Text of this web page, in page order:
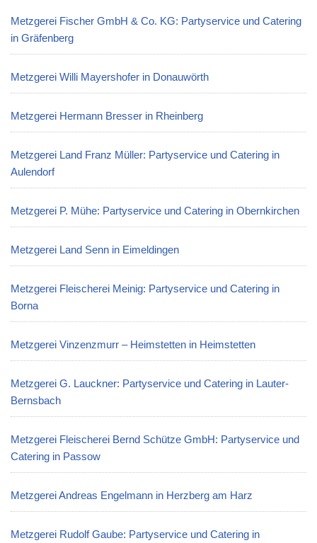
Metzgerei Fischer GmbH & Co. KG: Partyservice und Catering
in Gräfenberg
Metzgerei Willi Mayershofer in Donauwörth
Metzgerei Hermann Bresser in Rheinberg
Metzgerei Land Franz Müller: Partyservice und Catering in
Aulendorf
Metzgerei P. Mühe: Partyservice und Catering in Obernkirchen
Metzgerei Land Senn in Eimeldingen
Metzgerei Fleischerei Meinig: Partyservice und Catering in
Borna
Metzgerei Vinzenzmurr – Heimstetten in Heimstetten
Metzgerei G. Lauckner: Partyservice und Catering in Lauter-
Bernsbach
Metzgerei Fleischerei Bernd Schütze GmbH: Partyservice und
Catering in Passow
Metzgerei Andreas Engelmann in Herzberg am Harz
Metzgerei Rudolf Gaube: Partyservice und Catering in